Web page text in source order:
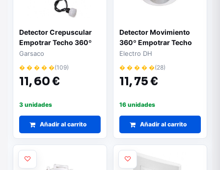
Detector Crepuscular
Empotrar Techo 360º
Garsaco
� � � � �(109)
11,60 €
3 unidades
Añadir al carrito
Detector Movimiento
360º Empotrar Techo
DH
Electro DH
� � � � �(28)
11,75 €
16 unidades
Añadir al carrito